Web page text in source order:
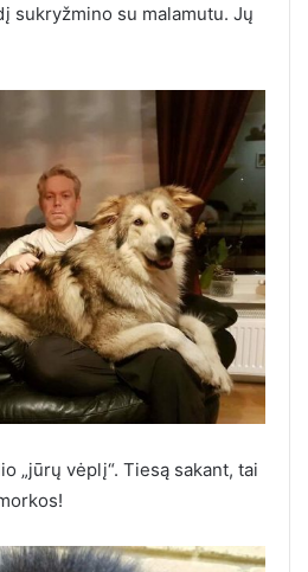
sukryžmino su malamutu. Jų
„jūrų vėplį“. Tiesą sakant, tai